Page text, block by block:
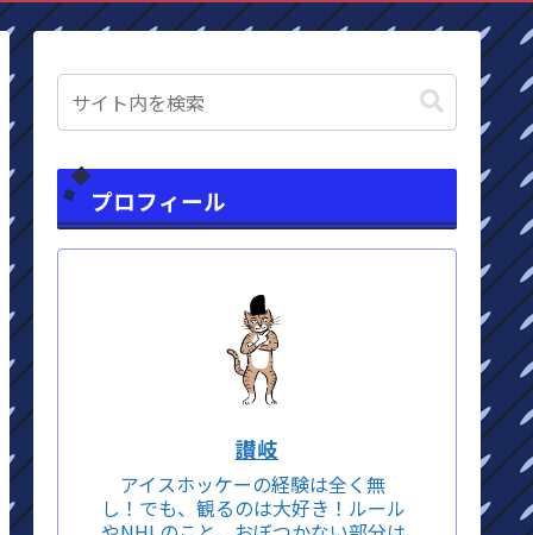
プロフィール
讃岐
アイスホッケーの経験は全く無
し！でも、観るのは大好き！ルール